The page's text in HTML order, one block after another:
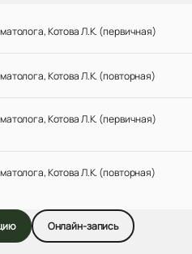
Котова Л.К. (первичная)
Котова Л.К. (повторная)
Котова Л.К. (первичная)
Котова Л.К. (повторная)
Онлайн-запись